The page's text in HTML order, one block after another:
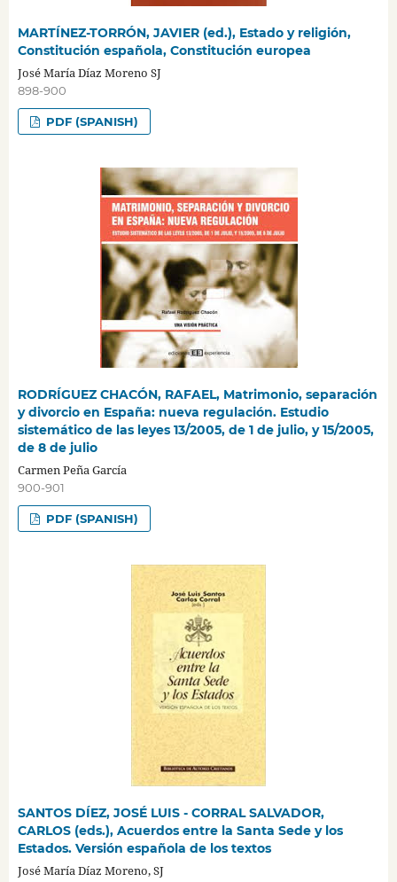
MARTÍNEZ-TORRÓN, JAVIER (ed.), Estado y religión,
Constitución española, Constitución europea
José María Díaz Moreno SJ
898-900
PDF (SPANISH)
RODRÍGUEZ CHACÓN, RAFAEL, Matrimonio, separación
y divorcio en España: nueva regulación. Estudio
sistemático de las leyes 13/2005, de 1 de julio, y 15/2005,
de 8 de julio
Carmen Peña García
900-901
PDF (SPANISH)
SANTOS DÍEZ, JOSÉ LUIS - CORRAL SALVADOR,
CARLOS (eds.), Acuerdos entre la Santa Sede y los
Estados. Versión española de los textos
José María Díaz Moreno, SJ